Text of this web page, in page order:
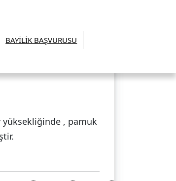
BAYİLİK BAŞVURUSU
yüksekliğinde , pamuk